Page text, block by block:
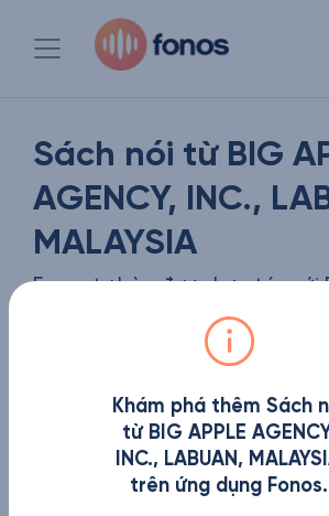
Sách nói từ BIG
AGENCY, INC.,
MALAYSIA
Fonos tự hào được hợp tác với
AGENCY, INC., LABUAN,
thiệu đến bạn đọc phiên bản
quyền của những tựa sách
Khám phá thêm Sách
từ BIG APPLE
INC., LABUAN,
trên ứng dụng Fonos.